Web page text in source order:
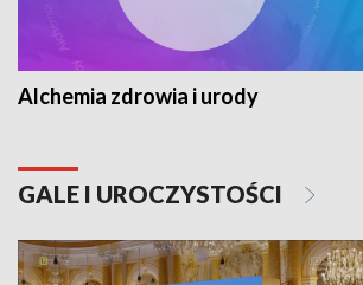
Alchemia zdrowia i urody
GALE I UROCZYSTOŚCI